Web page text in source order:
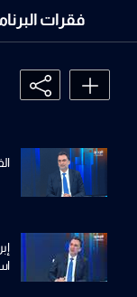
فقرات